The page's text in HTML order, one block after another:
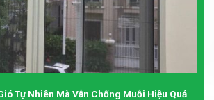
Tự Nhiên Mà Vẫn Chống Muỗi Hiệu Quả